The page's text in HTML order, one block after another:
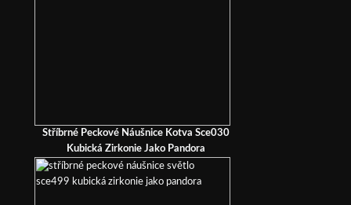
Stříbrné Peckové Náušnice Kotva Sce030
Kubická Zirkonie Jako Pandora